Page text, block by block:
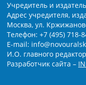
Учредитель и
Адрес учредителя,
Москва, ул.
Телефон: +7 (495) 718-
E-mail:
И.О. главного
Разработчик сайта –